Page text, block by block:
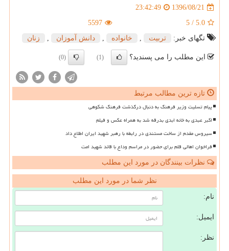
1396/08/21
23:42:49
5.0
/
5
5597
تگهای خبر:
تربیت , خانواده , دانش آموزان , زنان
این مطلب را می پسندید؟ (1)
(0)
تازه ترین مطالب مرتبط
پیام تسلیت وزیر فرهنگ به دنبال درگذشت فرهنگ شکوهی
اکبر عبدی به خانه ابدی بدرقه شد به همراه عکس و فیلم
سیروس مقدم از ساخت مستندی در رابطه با رهبر شهید ایران اطلاع داد
فراخوان اهالی قلم برای حضور در مراسم وداع با قائد شهید امت
نظرات بینندگان در مورد این مطلب
نظر شما در مورد این مطلب
نام:
ایمیل:
نظر: